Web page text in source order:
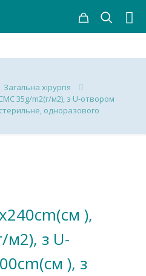
Загальна хірургія
35g/m2(г/м2), з U-отвором
одноразового
),
з U-
), з